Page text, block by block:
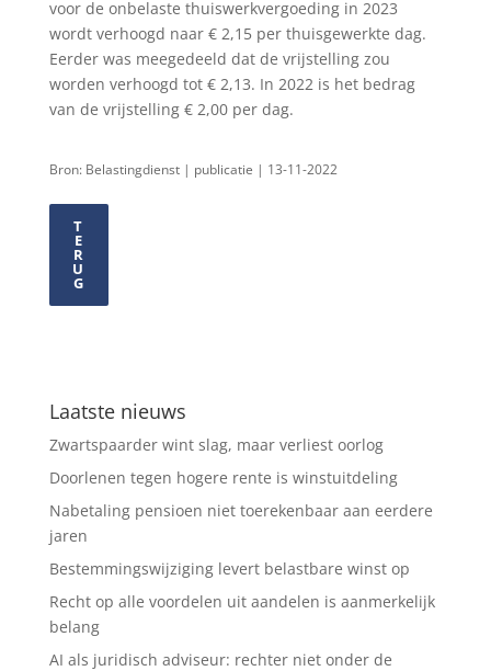
voor de onbelaste thuiswerkvergoeding in 2023
wordt verhoogd naar € 2,15 per thuisgewerkte dag.
Eerder was meegedeeld dat de vrijstelling zou
worden verhoogd tot € 2,13. In 2022 is het bedrag
van de vrijstelling € 2,00 per dag.
Bron: Belastingdienst | publicatie | 13-11-2022
T
E
R
U
G
Laatste nieuws
Zwartspaarder wint slag, maar verliest oorlog
Doorlenen tegen hogere rente is winstuitdeling
Nabetaling pensioen niet toerekenbaar aan eerdere
jaren
Bestemmingswijziging levert belastbare winst op
Recht op alle voordelen uit aandelen is aanmerkelijk
belang
AI als juridisch adviseur: rechter niet onder de